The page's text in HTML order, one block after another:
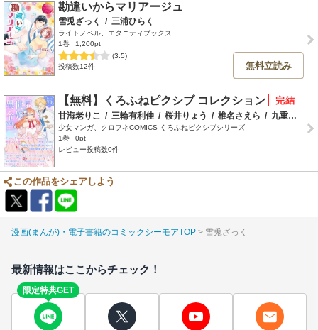
勘違いからマリアージュ
雪兎ざっく / 三浦ひらく
ライトノベル、エタニティブックス
1巻
1,200pt
(3.5)
投稿数12件
無料立読み
【無料】くろふねピクシブ コレクション
甘海老りこ / 三輪有利佳 / 桜井りょう / 椎名さえら / 九重ヤエ
少女マンガ、クロフネCOMICS くろふねピクシブシリーズ
1巻
0pt
レビュー投稿数0件
この作品をシェアしよう
漫画(まんが)・電子書籍のコミックシーモアTOP 雪兎ざっく
最新情報はここからチェック！
限定特典GET